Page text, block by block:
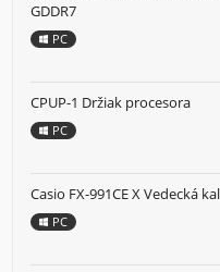
GDDR7
PC
CPUP-1 Držiak procesora
PC
Casio FX-991CE X Vedecká
PC